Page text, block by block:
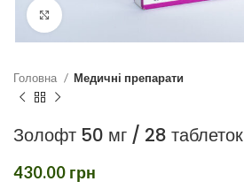
Click to enlarge
Головна Медичні препарати
Золофт 50 мг / 28 таблеток
430.00 грн